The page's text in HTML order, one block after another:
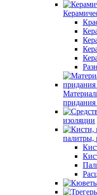
придания
изоляции
палитры,